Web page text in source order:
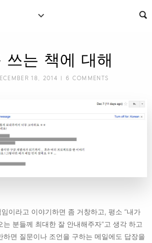
쓰는 책에 대해
18, 2014 |6 COMMENTS
이라고 이야기하면 좀 거창하고, 평소 “내가
는 분들께 최대한 잘 안내해주자”고 생각 하고
하면 질문이나 조언을 구하는 메일에도 답장을